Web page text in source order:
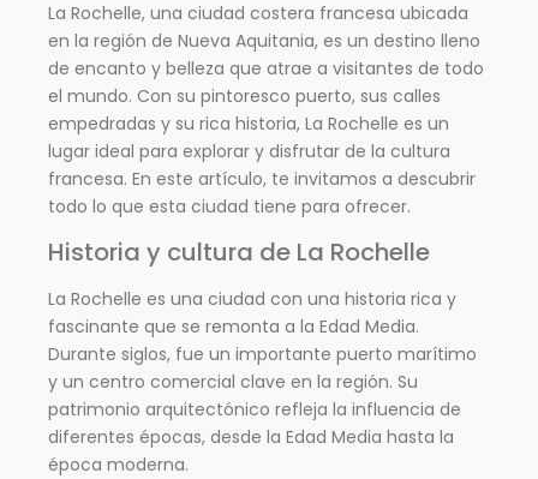
La Rochelle, una ciudad costera francesa ubicada
en la región de Nueva Aquitania, es un destino lleno
de encanto y belleza que atrae a visitantes de todo
el mundo. Con su pintoresco puerto, sus calles
empedradas y su rica historia, La Rochelle es un
lugar ideal para explorar y disfrutar de la cultura
francesa. En este artículo, te invitamos a descubrir
todo lo que esta ciudad tiene para ofrecer.
Historia y cultura de La Rochelle
La Rochelle es una ciudad con una historia rica y
fascinante que se remonta a la Edad Media.
Durante siglos, fue un importante puerto marítimo
y un centro comercial clave en la región. Su
patrimonio arquitectónico refleja la influencia de
diferentes épocas, desde la Edad Media hasta la
época moderna.